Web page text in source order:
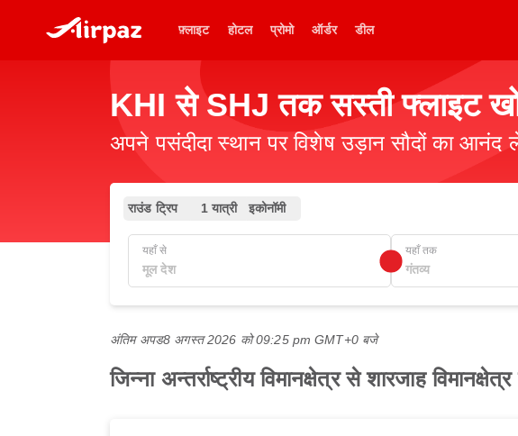
फ़्लाइट होटल प्रोमो ऑर्डर डील
KHI से SHJ तक सस्ती फ्लाइट
अपने पसंदीदा स्थान पर विशेष उड़ान सौदों का
राउंड ट्रिप 1 यात्री इकोनॉमी
यहाँ से यहाँ तक
अंतिम अपड8 अगस्त 2026 को 09:25 pm GMT+0 बजे
जिन्ना अन्तर्राष्ट्रीय विमानक्षेत्र से शारजाह